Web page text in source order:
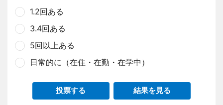
1.2回ある
3.4回ある
5回以上ある
日常的に（在住・在勤・在学中）
投票する 結果を見る